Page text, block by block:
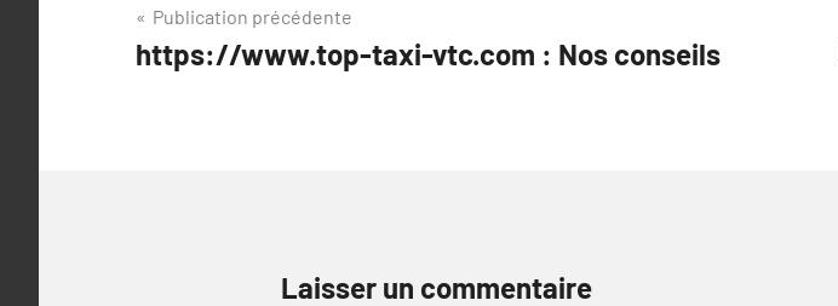
Navigation
de
Publication précédente
https://www.top-taxi-vtc.com : Nos conseils
Laisser un commentaire